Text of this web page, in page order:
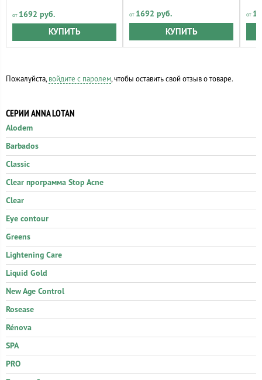
1692 руб.
КУПИТЬ
1692 руб.
КУПИТЬ
Пожалуйста, войдите с паролем, чтобы оставить свой отзыв о товаре.
СЕРИИ ANNA LOTAN
Alodem
Barbados
Classic
Clear программа Stop Acne
Clear
Eye contour
Greens
Lightening Care
Liquid Gold
New Age Control
Rosease
Rénova
SPA
PRO